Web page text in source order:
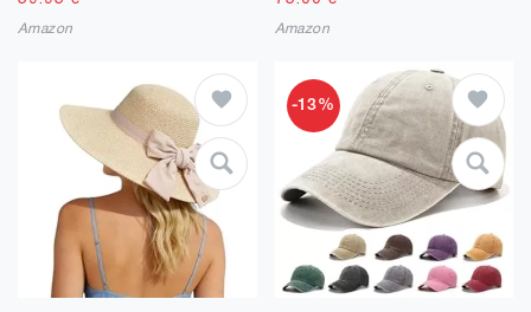
Amazon Amazon
-13%